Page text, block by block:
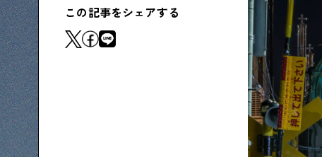
下町に暮らす人たちに日記を書いてもらいま
下町の「あの人」が書く連載記事です
この記事をシェアする